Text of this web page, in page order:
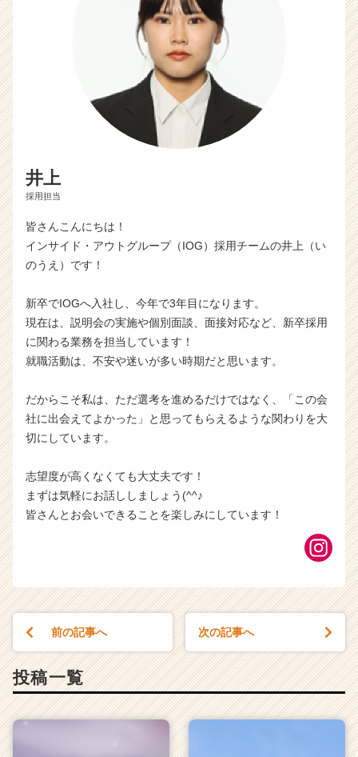
井上
採用担当
皆さんこんにちは！
インサイド・アウトグループ（IOG）採用チームの井上（い
のうえ）です！
新卒でIOGへ入社し、今年で3年目になります。
現在は、説明会の実施や個別面談、面接対応など、新卒採用
に関わる業務を担当しています！
就職活動は、不安や迷いが多い時期だと思います。
だからこそ私は、ただ選考を進めるだけではなく、「この会
社に出会えてよかった」と思ってもらえるような関わりを大
切にしています。
志望度が高くなくても大丈夫です！
まずは気軽にお話ししましょう(^^♪
皆さんとお会いできることを楽しみにしています！
前の記事へ 次の記事へ
投稿一覧